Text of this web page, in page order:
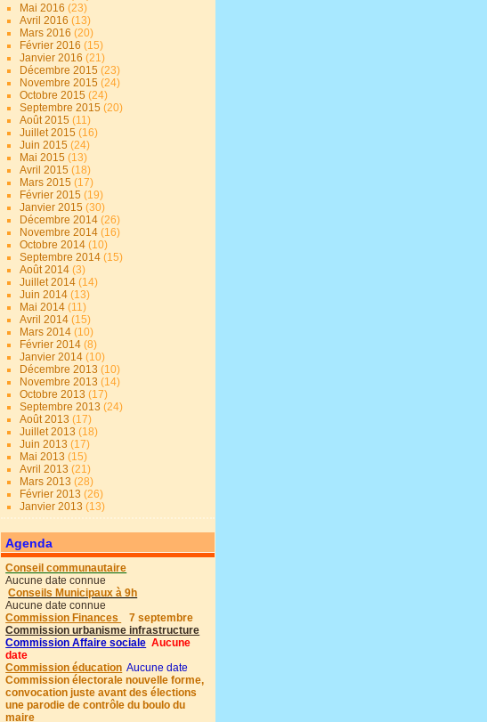
Mai 2016(23)
Avril 2016(13)
Mars 2016(20)
Février 2016(15)
Janvier 2016(21)
Décembre 2015(23)
Novembre 2015(24)
Octobre 2015(24)
Septembre 2015(20)
Août 2015(11)
Juillet 2015(16)
Juin 2015(24)
Mai 2015(13)
Avril 2015(18)
Mars 2015(17)
Février 2015(19)
Janvier 2015(30)
Décembre 2014(26)
Novembre 2014(16)
Octobre 2014(10)
Septembre 2014(15)
Août 2014(3)
Juillet 2014(14)
Juin 2014(13)
Mai 2014(11)
Avril 2014(15)
Mars 2014(10)
Février 2014(8)
Janvier 2014(10)
Décembre 2013(10)
Novembre 2013(14)
Octobre 2013(17)
Septembre 2013(24)
Août 2013(17)
Juillet 2013(18)
Juin 2013(17)
Mai 2013(15)
Avril 2013(21)
Mars 2013(28)
Février 2013(26)
Janvier 2013(13)
Agenda
Conseil communautaire
Aucune date connue
Conseils Municipaux à 9h
Aucune date connue
Commission Finances
7 septembre
Commission urbanisme infrastructure
Commission Affaire sociale Aucune
date
Commission éducation Aucune date
Commission électorale nouvelle forme,
convocation juste avant des élections
une parodie de contrôle du boulo du
maire